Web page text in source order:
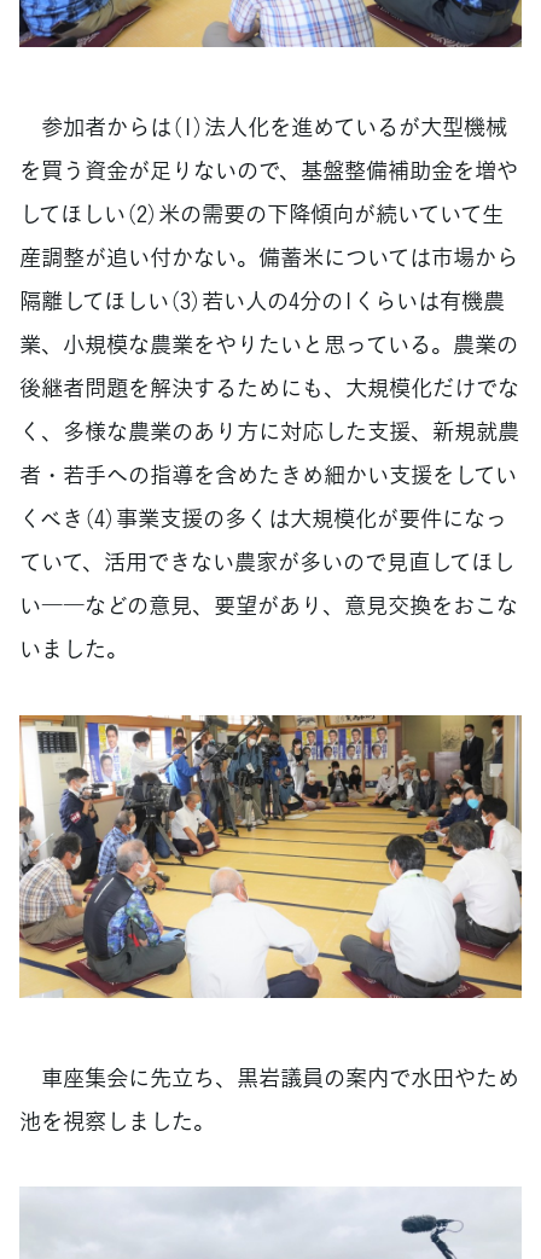
参加者からは（1）法人化を進めているが大型機械
を買う資金が足りないので、基盤整備補助金を増や
してほしい（2）米の需要の下降傾向が続いていて生
産調整が追い付かない。備蓄米については市場から
隔離してほしい（3）若い人の4分の1くらいは有機農
業、小規模な農業をやりたいと思っている。農業の
後継者問題を解決するためにも、大規模化だけでな
く、多様な農業のあり方に対応した支援、新規就農
者・若手への指導を含めたきめ細かい支援をしてい
くべき（4）事業支援の多くは大規模化が要件になっ
ていて、活用できない農家が多いので見直してほし
い――などの意見、要望があり、意見交換をおこな
いました。
車座集会に先立ち、黒岩議員の案内で水田やため
池を視察しました。